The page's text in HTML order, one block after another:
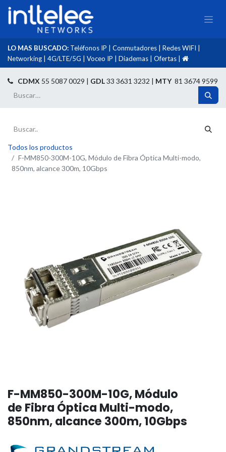
LO MAS BUSCADO: Teléfonos IP Conmutadores Redes WIFI
Networking
4G/LTE/5G Voceo IP Diademas Ofertas
CDMX 55 5087 0029 | GDL33 3631 3232 | MTY81 3674 9599
Todos los productos
F-MM850-300M-10G, Módulo de Fibra Óptica Multi-modo,
850nm, alcance 300m, 10Gbps
F-MM850-300M-10G, Módulo
de Fibra Óptica Multi-modo,
850nm, alcance 300m, 10Gbps